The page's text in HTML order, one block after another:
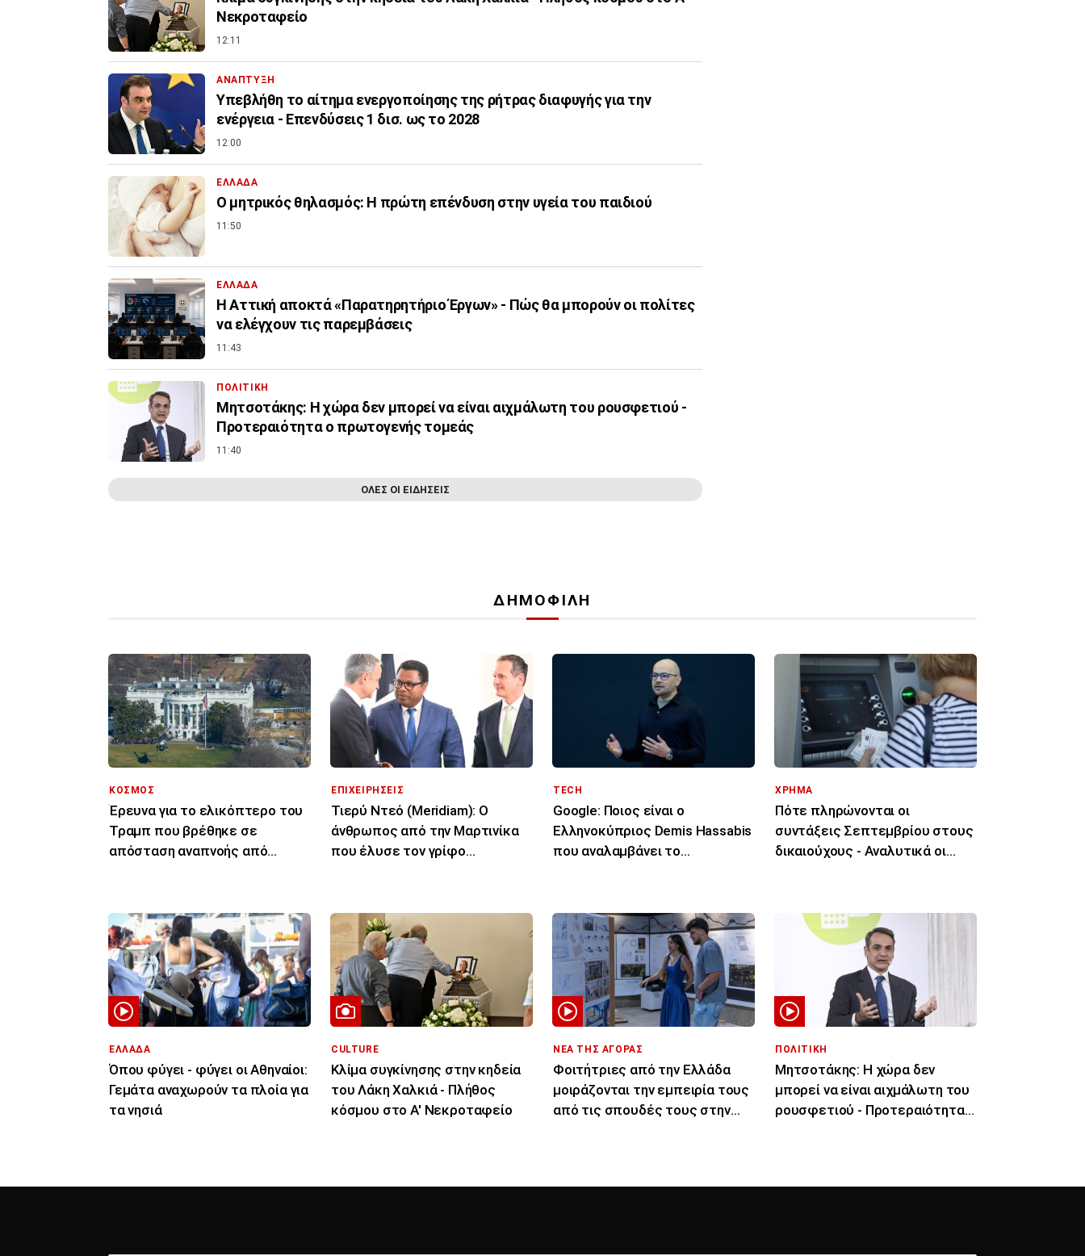
Νεκροταφείο
12:11
ΑΝΑΠΤΥΞΗ
Υπεβλήθη το αίτημα ενεργοποίησης της ρήτρας διαφυγής για την
ενέργεια - Επενδύσεις 1 δισ. ως το 2028
12:00
ΕΛΛΑΔΑ
Ο μητρικός θηλασμός: Η πρώτη επένδυση στην υγεία του παιδιού
11:50
ΕΛΛΑΔΑ
Η Αττική αποκτά «Παρατηρητήριο Έργων» - Πώς θα μπορούν οι πολίτες
να ελέγχουν τις παρεμβάσεις
11:43
ΠΟΛΙΤΙΚΗ
Μητσοτάκης: Η χώρα δεν μπορεί να είναι αιχμάλωτη του ρουσφετιού -
Προτεραιότητα ο πρωτογενής τομεάς
11:40
ΟΛΕΣ ΟΙ ΕΙΔΗΣΕΙΣ
ΔΗΜΟΦΙΛΗ
ΚΟΣΜΟΣ
Έρευνα για το ελικόπτερο του
Τραμπ που βρέθηκε σε
απόσταση αναπνοής από
ΕΠΙΧΕΙΡΗΣΕΙΣ
Τιερύ Ντεό (Meridiam): Ο
άνθρωπος από την Μαρτινίκα
που έλυσε τον γρίφο
TECH
Google: Ποιος είναι ο
Ελληνοκύπριος Demis Hassabis
που αναλαμβάνει το
ΧΡΗΜΑ
Πότε πληρώνονται οι
συντάξεις Σεπτεμβρίου στους
δικαιούχους - Αναλυτικά οι
ΕΛΛΑΔΑ
Όπου φύγει - φύγει οι Αθηναίοι:
Γεμάτα αναχωρούν τα πλοία για
τα νησιά
CULTURE
Κλίμα συγκίνησης στην κηδεία
του Λάκη Χαλκιά - Πλήθος
κόσμου στο Α' Νεκροταφείο
ΝΕΑ ΤΗΣ ΑΓΟΡΑΣ
Φοιτήτριες από την Ελλάδα
μοιράζονται την εμπειρία τους
από τις σπουδές τους στην
ΠΟΛΙΤΙΚΗ
Μητσοτάκης: Η χώρα δεν
μπορεί να είναι αιχμάλωτη του
ρουσφετιού - Προτεραιότητα ο